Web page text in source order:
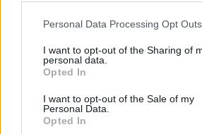
Personal Data Processing Opt Outs
I want to opt-out of the Sharing of
personal data.
Opted In
I want to opt-out of the Sale of my
Personal Data.
Opted In
Спасибо, действительно, у неё
Jun 13, 2021
Living Forum Legend